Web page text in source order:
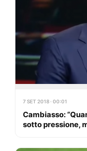
7 SET 2018 · 00:01
Cambiasso:
sotto pressione,